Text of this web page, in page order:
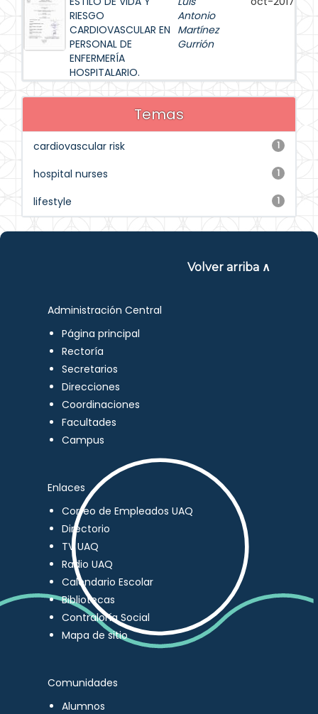
RIESGO
CARDIOVASCULAR EN
PERSONAL DE
ENFERMERÍA
HOSPITALARIO.
Antonio
Martínez
Gurrión
Temas
1
cardiovascular risk
1
hospital nurses
1
lifestyle
Volver arriba ∧
Administración Central
Página principal
Rectoría
Secretarios
Direcciones
Coordinaciones
Facultades
Campus
Enlaces
Correo de Empleados UAQ
Directorio
TV UAQ
Radio UAQ
Calendario Escolar
Bibliotecas
Contraloría Social
Mapa de sitio
Comunidades
Alumnos